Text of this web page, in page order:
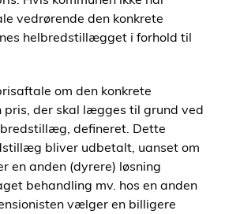
vedrørende den konkrete
helbredstillægget i forhold til
om den konkrete
pris, der skal lægges til grund ved
defineret. Dette
bliver udbetalt, uanset om
en anden (dyrere) løsning
behandling mv. hos en anden
vælger en billigere